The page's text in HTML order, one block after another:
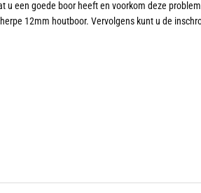
u een goede boor heeft en voorkom deze
12mm houtboor. Vervolgens kunt u de